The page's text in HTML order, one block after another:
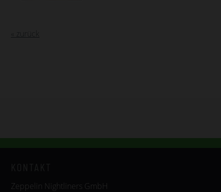
« zurück
Zeppelin Nightliners GmbH